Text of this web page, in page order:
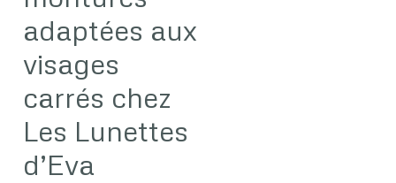
adaptées aux
visages
carrés chez
Les Lunettes
d’Eva